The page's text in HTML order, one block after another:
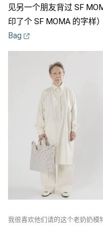
见另一个朋友背过 SF
印了个 SF MOMA 的字样
Bag
我很喜欢他们请的这个老奶奶模